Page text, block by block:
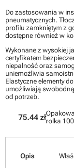
Do zastosowania w
pneumatycznych.
profilu zamkniętym z
dostępne również w
Wykonane z wysokiej
certyfikatem
niepalność oraz
uniemożliwia
Elastyczne elementy
umożliwiają
od potrzeb.
75.44 złrolka
Opis